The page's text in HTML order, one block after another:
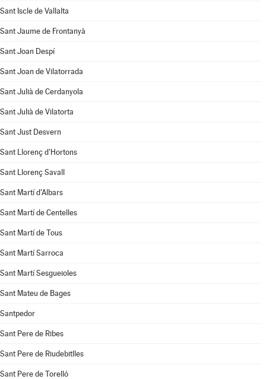
Sant Iscle de Vallalta
Sant Jaume de Frontanyà
Sant Joan Despí
Sant Joan de Vilatorrada
Sant Julià de Cerdanyola
Sant Julià de Vilatorta
Sant Just Desvern
Sant Llorenç d'Hortons
Sant Llorenç Savall
Sant Martí d'Albars
Sant Martí de Centelles
Sant Martí de Tous
Sant Martí Sarroca
Sant Martí Sesgueioles
Sant Mateu de Bages
Santpedor
Sant Pere de Ribes
Sant Pere de Riudebitlles
Sant Pere de Torelló